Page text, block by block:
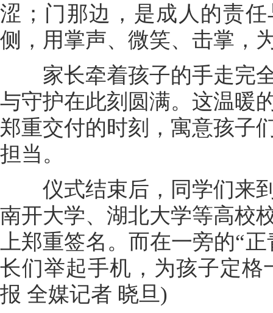
涩；门那边，是成人的责
侧，用掌声、微笑、击掌，
家长牵着孩子的手走完全
与守护在此刻圆满。这温暖
郑重交付的时刻，寓意孩子
担当。
仪式结束后，同学们来到
南开大学、湖北大学等高校
上郑重签名。而在一旁的“
长们举起手机，为孩子定
报 全媒记者 晓旦)